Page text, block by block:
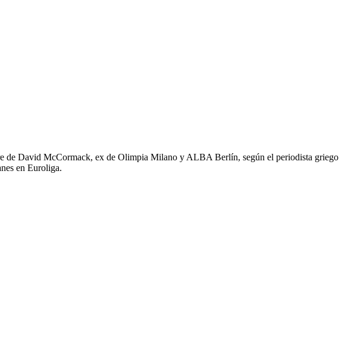
de David McCormack, ex de Olimpia Milano y ALBA Berlín, según el periodista griego
en Euroliga.